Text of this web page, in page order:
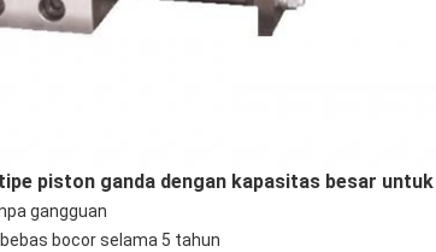
piston ganda dengan kapasitas besar
gangguan
bocor selama 5 tahun